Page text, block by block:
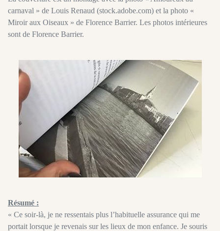
carnaval » de Louis Renaud (stock.adobe.com) et la photo «
Miroir aux Oiseaux » de Florence Barrier. Les photos intérieures
sont de Florence Barrier.
Résumé :
« Ce soir-là, je ne ressentais plus l’habituelle assurance qui me
portait lorsque je revenais sur les lieux de mon enfance. Je souris